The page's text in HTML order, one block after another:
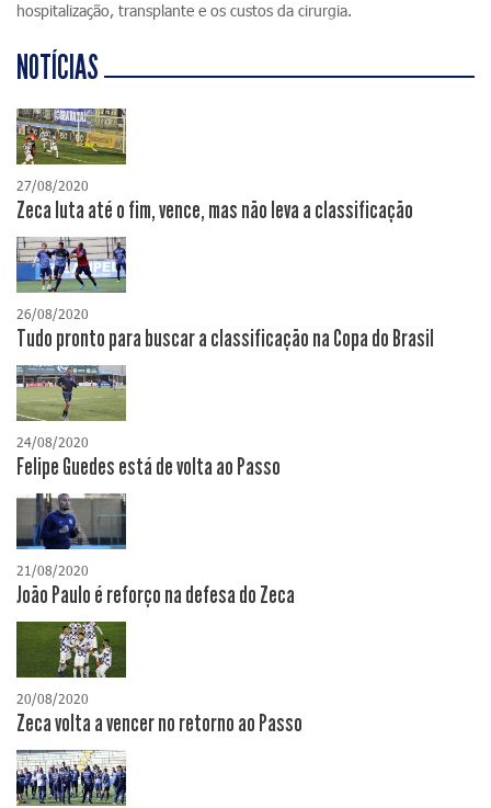
hospitalização, transplante e os custos da cirurgia.
NOTÍCIAS
27/08/2020
Zeca luta até o fim, vence, mas não leva a classificação
26/08/2020
Tudo pronto para buscar a classificação na Copa do Brasil
24/08/2020
Felipe Guedes está de volta ao Passo
21/08/2020
João Paulo é reforço na defesa do Zeca
20/08/2020
Zeca volta a vencer no retorno ao Passo